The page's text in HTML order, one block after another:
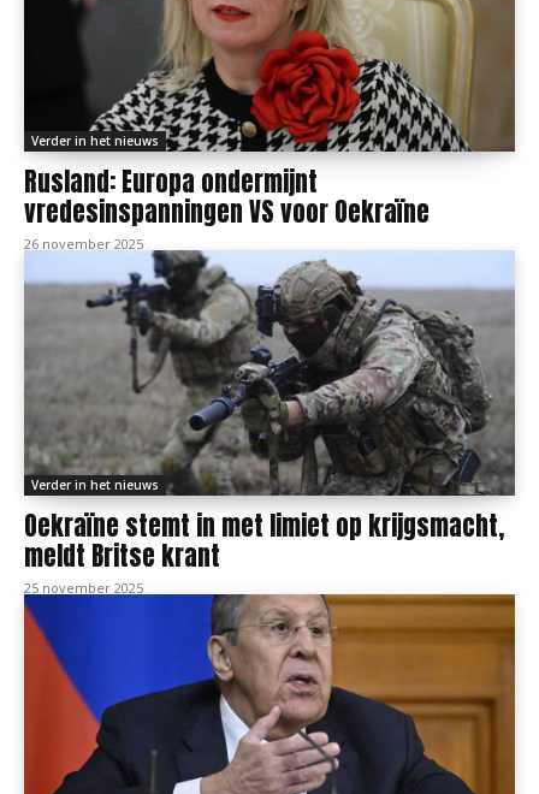
Verder in het nieuws
Rusland: Europa ondermijnt
vredesinspanningen VS voor Oekraïne
26 november 2025
Verder in het nieuws
Oekraïne stemt in met limiet op krijgsmacht,
meldt Britse krant
25 november 2025